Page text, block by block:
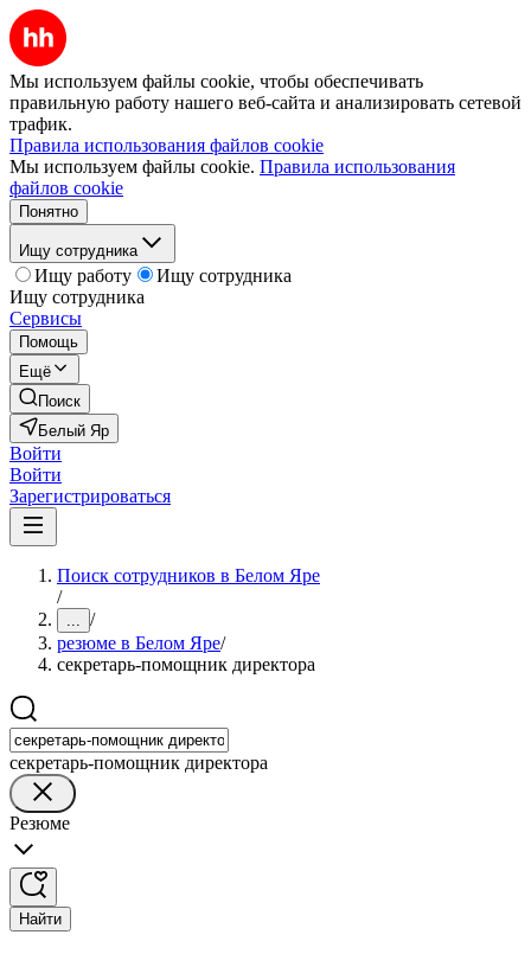
Мы используем файлы cookie, чтобы обеспечивать
правильную работу нашего веб-сайта и анализировать сетевой
трафик.
Правила использования файлов cookie
Мы используем файлы cookie. Правила использования
файлов cookie
Понятно
Ищу сотрудника
Ищу работу
Ищу сотрудника
Ищу сотрудника
Сервисы
Помощь
Ещё
Поиск
Белый Яр
Войти
Войти
Зарегистрироваться
Поиск сотрудников в Белом Яре
/
... /
резюме в Белом Яре/
секретарь-помощник директора
секретарь-помощник директора
Резюме
Найти